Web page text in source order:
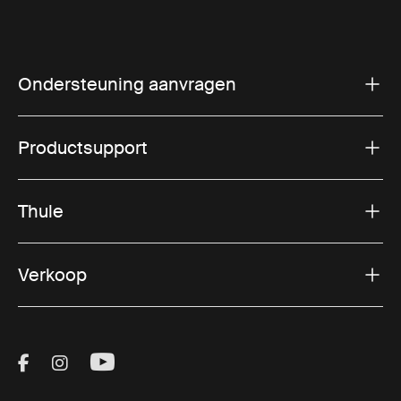
Ondersteuning aanvragen
Productsupport
Thule
Verkoop
Visit Thule on Facebook (external link)
Visit Thule on Instagram (external link)
Visit Thule on Youtube (external